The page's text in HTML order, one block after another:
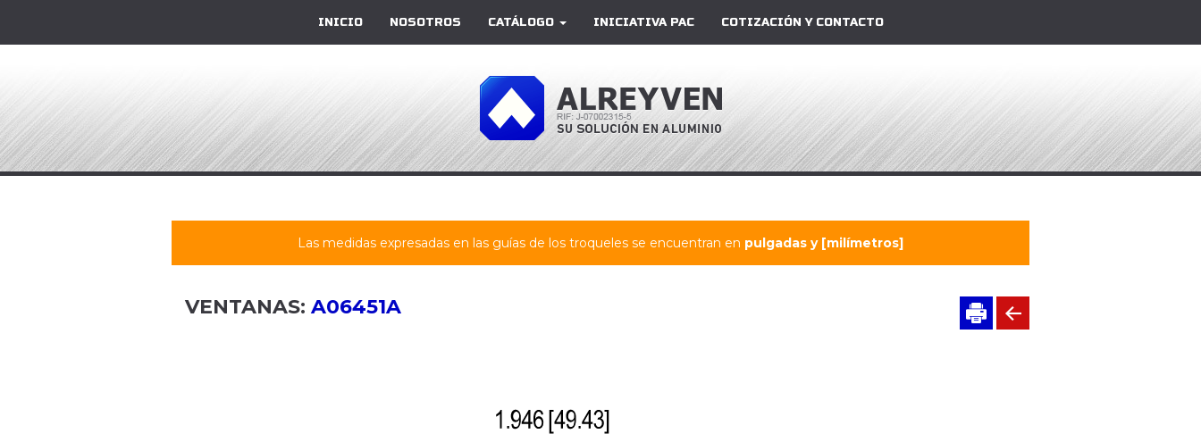
INICIO NOSOTROS CATÁLOGO INICIATIVA PAC COTIZACIÓN Y CONTACTO
Las medidas expresadas en las guías de los troqueles se encuentran en pulgadas y [milímetros]
VENTANAS: A06451A